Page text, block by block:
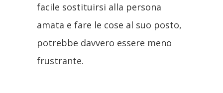
facile sostituirsi alla persona
amata e fare le cose al suo posto,
potrebbe davvero essere meno
frustrante.